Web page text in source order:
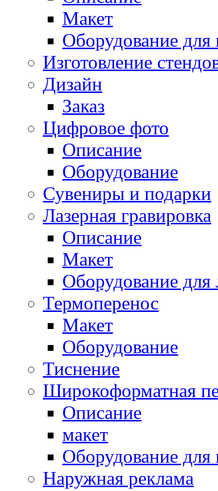
Макет
Оборудование для
Изготовление
Дизайн
Заказ
Цифровое фото
Описание
Оборудование
Сувениры и подарки
Лазерная гравировка
Описание
Макет
Оборудование для
Термоперенос
Макет
Оборудование
Тиснение
Широкоформатная
Описание
макет
Оборудование
Наружная реклама